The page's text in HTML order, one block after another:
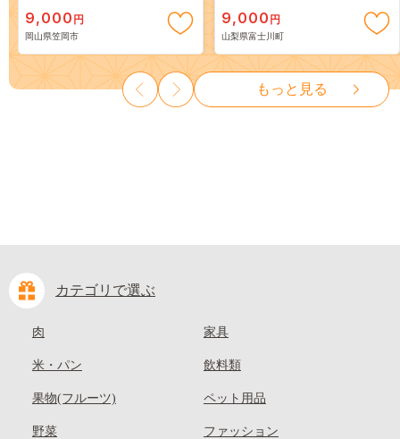
岡山 はくとう スイーツ フル
ーツ 果物 デザート 旬 モモ も
も 先行予約 送料無料 果物 岡
山県 笠岡市 清水白桃 白鳳 白
麗 クール便---
kasaoka_zsy_419_100---
9,000 円
岡山県笠岡市
３房） フルーツ 山梨県産 果
物 くだもの シャイン マスカ
ット ぶどう ブドウ 葡萄 大粒
種なし 先行予約 富士川町
10000円 一万円 9000円 九千円
9,000 円
山梨県富士川町
もっと見る
カテゴリで選ぶ
肉
米・パン
果物(フルーツ)
野菜
家具
飲料類
ペット用品
ファッション